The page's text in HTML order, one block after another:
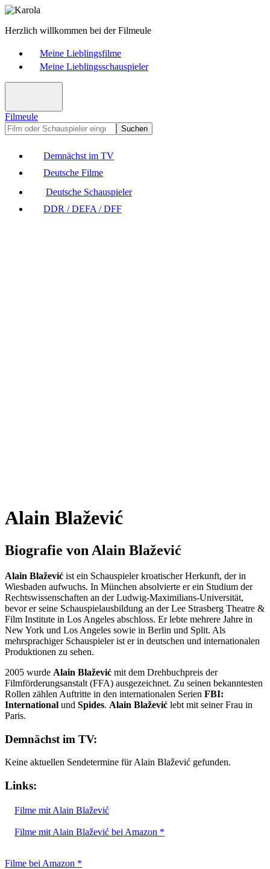
Herzlich willkommen bei der Filmeule
Meine Lieblingsfilme
Meine Lieblingsschauspieler
Filmeule
Suchen
Demnächst im TV
Deutsche Filme
Deutsche Schauspieler
DDR / DEFA / DFF
Alain Blažević
Biografie von Alain Blažević
Alain Blažević ist ein Schauspieler kroatischer Herkunft, der in
Wiesbaden aufwuchs. In München absolvierte er ein Studium der
Rechtswissenschaften an der Ludwig-Maximilians-Universität,
bevor er seine Schauspielausbildung an der Lee Strasberg Theatre &
Film Institute in Los Angeles abschloss. Er lebte mehrere Jahre in
New York und Los Angeles sowie in Berlin und Split. Als
mehrsprachiger Schauspieler ist er in deutschen und internationalen
Produktionen zu sehen.
2005 wurde Alain Blažević mit dem Drehbuchpreis der
Filmförderungsanstalt (FFA) ausgezeichnet. Zu seinen bekanntesten
Rollen zählen Auftritte in den internationalen Serien FBI:
International und Spides. Alain Blažević lebt mit seiner Frau in
Paris.
Demnächst im TV:
Keine aktuellen Sendetermine für Alain Blažević gefunden.
Links:
Filme mit Alain Blažević
Filme mit Alain Blažević bei Amazon *
Filme bei Amazon *